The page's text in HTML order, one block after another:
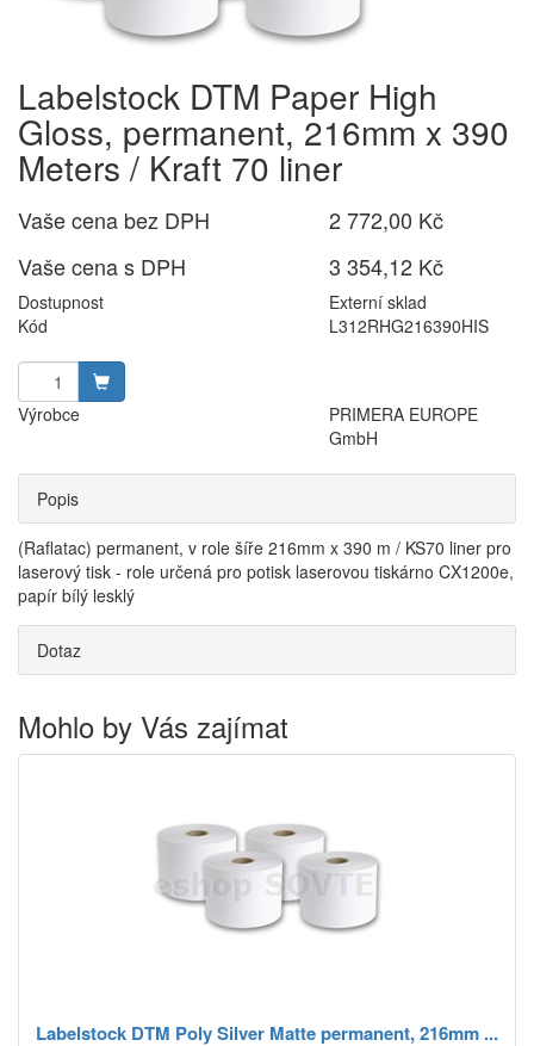
Labelstock DTM Paper High
Gloss, permanent, 216mm x 390
Meters / Kraft 70 liner
Vaše cena bez DPH
2 772,00 Kč
Vaše cena s DPH
3 354,12 Kč
Dostupnost
Externí sklad
Kód
L312RHG216390HIS
Výrobce
PRIMERA EUROPE
GmbH
Popis
(Raflatac) permanent, v role šíře 216mm x 390 m / KS70 liner pro
laserový tisk - role určená pro potisk laserovou tiskárno CX1200e,
papír bílý lesklý
Dotaz
Mohlo by Vás zajímat
Labelstock DTM Poly Silver Matte permanent, 216mm ...